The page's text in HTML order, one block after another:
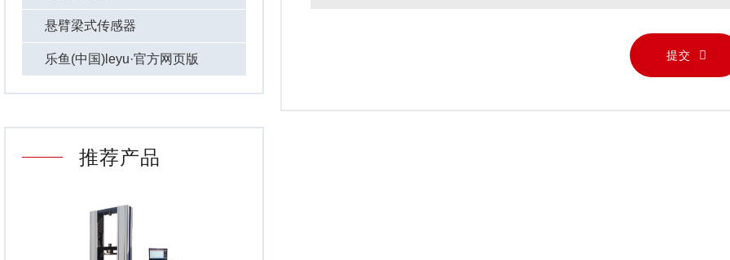
悬臂梁式传感器
乐鱼(中国)leyu·官方网页版
推荐产品
提交